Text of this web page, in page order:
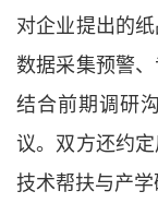
对企业提出的
数据采集预警
结合前期调研
议。双方还约
技术帮扶与产学